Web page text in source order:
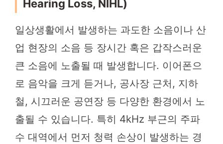
Hearing Loss, NIHL)
일상생활에서 발생하는 과도한 소음이나 산
업 현장의 소음 등 장시간 혹은 갑작스러운
큰 소음에 노출될 때 발생합니다. 이어폰으
로 음악을 크게 듣거나, 공사장 근처, 지하
철, 시끄러운 공연장 등 다양한 환경에서 노
출될 수 있습니다. 특히 4kHz 부근의 주파
수 대역에서 먼저 청력 손상이 발생하는 경